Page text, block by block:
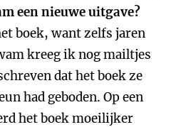
een nieuwe uitgave?
boek, want zelfs jaren
kreeg ik nog mailtjes
dat het boek ze
had geboden. Op een
het boek moeilijker